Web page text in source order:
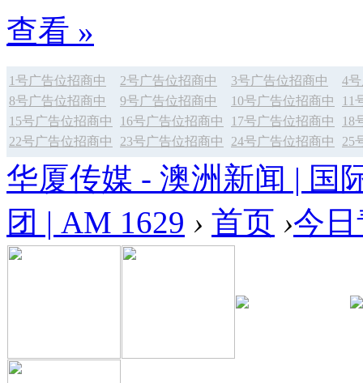
查看 »
1号广告位招商中 2号广告位招商中 3号广告位招商中
4
8号广告位招商中
9号广告位招商中 10号广告位招商中
11
15号广告位招商中
16号广告位招商中 17号广告位招商中
18
22号广告位招商中
23号广告位招商中 24号广告位招商中 25
华厦传媒 - 澳洲新闻 | 国
团 | AM 1629 › 首页 ›今